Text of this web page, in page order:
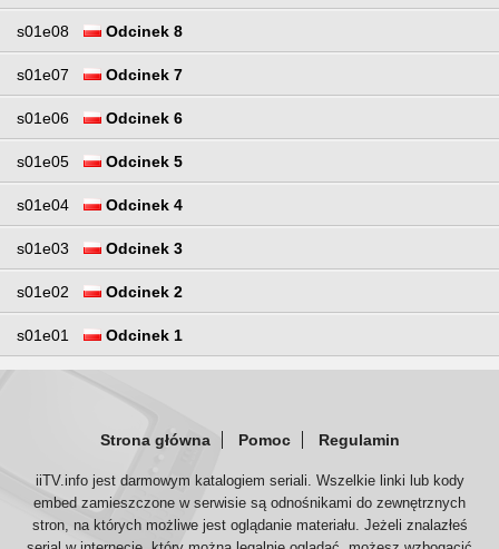
s01e08 Odcinek 8
s01e07 Odcinek 7
s01e06 Odcinek 6
s01e05 Odcinek 5
s01e04 Odcinek 4
s01e03 Odcinek 3
s01e02 Odcinek 2
s01e01 Odcinek 1
Strona główna Pomoc Regulamin
iiTV.info jest darmowym katalogiem seriali. Wszelkie linki lub kody
embed zamieszczone w serwisie są odnośnikami do zewnętrznych
stron, na których możliwe jest oglądanie materiału. Jeżeli znalazłeś